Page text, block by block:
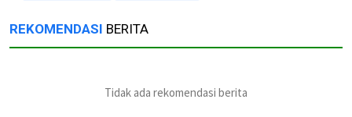
REKOMENDASI BERITA
Tidak ada rekomendasi berita